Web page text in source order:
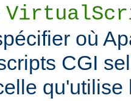
où
CGI
qu'utilise